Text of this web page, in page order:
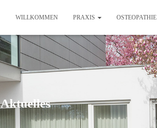
WILLKOMMEN PRAXIS OSTEOPATHIE
Aktuelles